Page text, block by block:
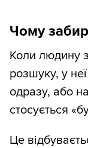
Чому
Коли людину
розшуку, у
одразу, або
стосується
Це